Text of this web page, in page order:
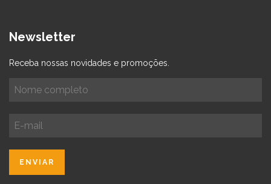
Newsletter
Receba nossas novidades e promoções.